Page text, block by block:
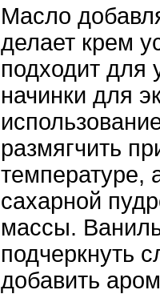
Масло
делает крем
подходит для
начинки для
размягчить
температуре,
сахарной
массы.
подчеркнуть
добавить